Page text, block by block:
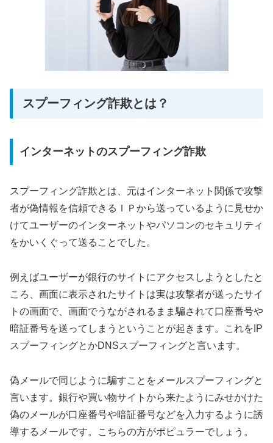
スプーフィング詐欺とは？
インターネットのスプーフィング詐欺
スプーフィング詐欺とは、元はインターネット関係で攻撃
者が偽情報を信頼できるＩＰから送っているように見せか
けてユーザーのインターネットやパソコンのセキュリティ
をかいくぐって送ることでした。
例えばユーザーが銀行のサイトにアクセスしようとしたと
ころ、画面に表示されたサイトは実は攻撃者が送ったサイ
トの画面で、画面でうながされるまま騙されて口座番号や
暗証番号を送ってしまうということが起きます。これをIP
スプーフィングとかDNSスプーフィングと言います。
偽メールで同じように騙すことをメールスプーフィングと
言います。銀行や買い物サイトから来たようにみせかけた
偽のメールが口座番号や暗証番号などを入力するように誘
導するメールです。こちらの方がポピュラーでしょう。